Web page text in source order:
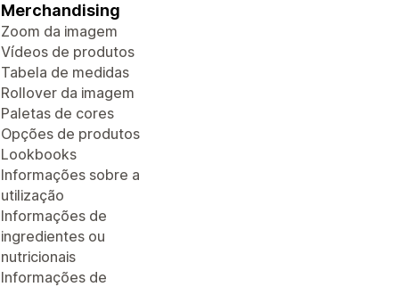
Merchandising
Zoom da imagem
Vídeos de produtos
Tabela de medidas
Rollover da imagem
Paletas de cores
Opções de produtos
Lookbooks
Informações sobre a
utilização
Informações de
ingredientes ou
nutricionais
Informações de